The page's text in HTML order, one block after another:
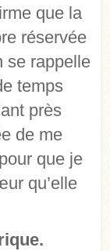
que la
réservée
se rappelle
temps
près
de me
que je
qu’elle